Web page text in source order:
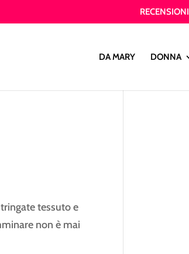
RECENSIONI
DA MARY DONNA
Products
tessuto e
non è mai